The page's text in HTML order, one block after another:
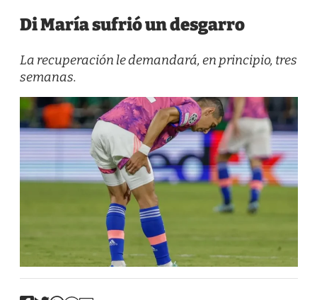
Di María sufrió un desgarro
La recuperación le demandará, en principio, tres
semanas.